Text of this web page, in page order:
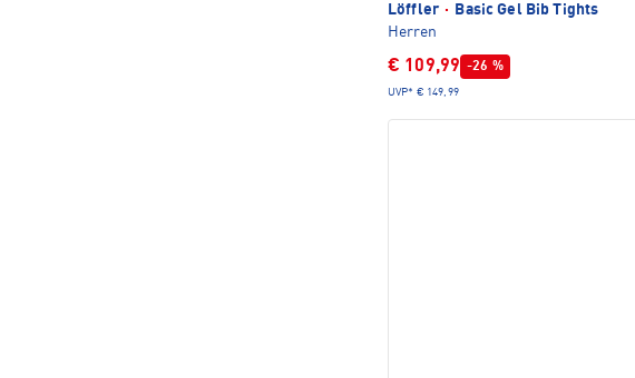
Löffler ·
Basic Gel Bib Tights
Herren
€ 109,99 -26 %
UVP* € 149,99